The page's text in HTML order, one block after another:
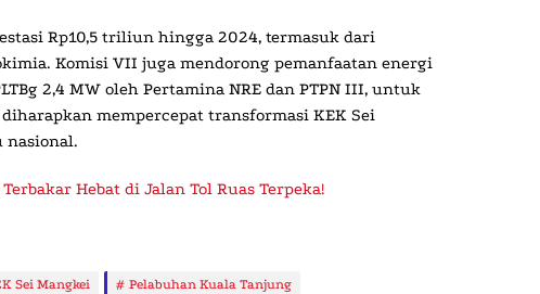
Rp10,5 triliun hingga 2024, termasuk dari
Komisi VII juga mendorong pemanfaatan energi
2,4 MW oleh Pertamina NRE dan PTPN III, untuk
mempercepat transformasi KEK Sei
nasional.
Hebat di Jalan Tol Ruas Terpeka!
Sei Mangkei
Pelabuhan Kuala Tanjung